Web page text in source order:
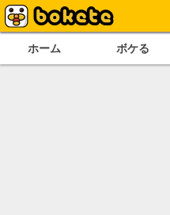
ホーム ボケる